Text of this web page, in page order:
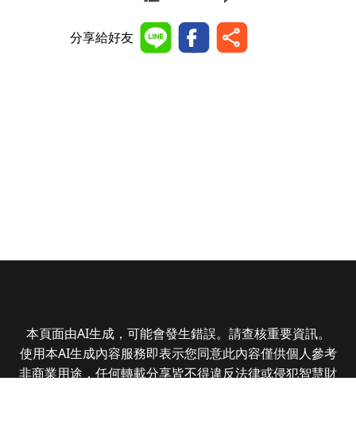
分享給好友
本頁面由AI生成，可能會發生錯誤。請查核重要資訊。
使用本AI生成內容服務即表示您同意此內容僅供個人參考
非商業用途，任何轉載分享皆不得違反法律或侵犯智慧財